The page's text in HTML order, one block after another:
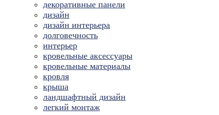
декоративные панели
дизайн
дизайн интерьера
долговечность
интерьер
кровельные аксессуары
кровельные материалы
кровля
крыша
ландшафтный дизайн
легкий монтаж